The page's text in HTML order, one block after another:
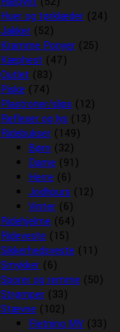
Huer og tørklæder (24)
Jakker (52)
Kramme Ponyer (25)
Kæphest (47)
Outlet (83)
Piske (74)
Plastroner/slips (12)
Reflexer og lys (13)
Ridebukser (149)
Børn (32)
Dame (91)
Herre (6)
Jodhpurs (12)
Vinter (6)
Ridehjelme (64)
Rideveste (15)
Sikkerhedsveste (11)
Smykker (6)
Sporer og remme (50)
Strømper (33)
Stævne (102)
Fletning MV (33)